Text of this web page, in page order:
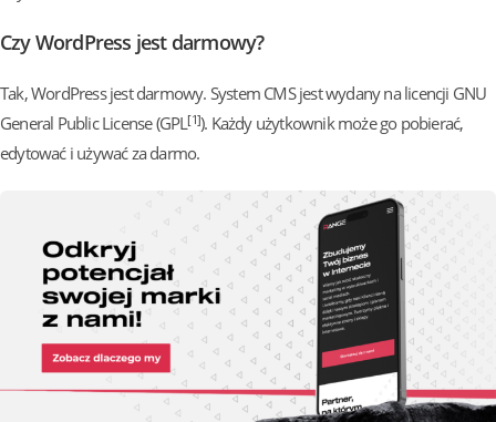
Czy WordPress jest darmowy?
Tak, WordPress jest darmowy. System CMS jest wydany na licencji GNU
General Public License (GPL[1]). Każdy użytkownik może go pobierać,
edytować i używać za darmo.